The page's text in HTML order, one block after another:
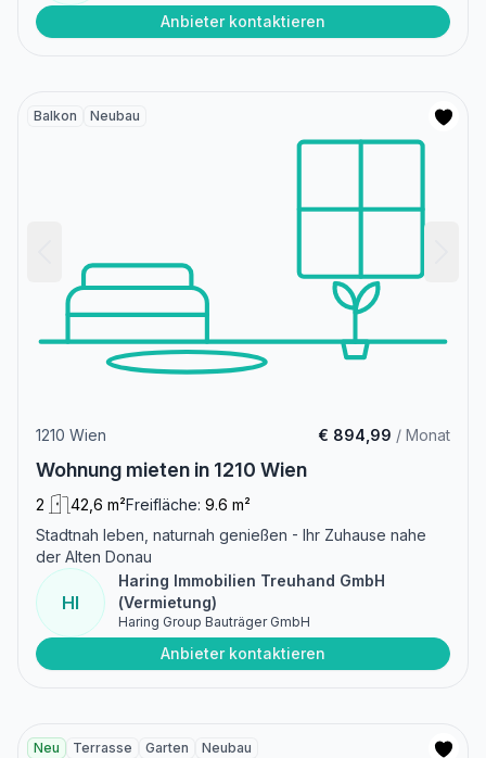
Anbieter kontaktieren
Balkon Neubau
1210 Wien € 894,99 / Monat
Wohnung mieten in 1210 Wien
2 42,6 m²Freifläche: 9.6 m²
Stadtnah leben, naturnah genießen - Ihr Zuhause nahe
der Alten Donau
HI
Haring Immobilien Treuhand GmbH
(Vermietung)
Haring Group Bauträger GmbH
Anbieter kontaktieren
Neu Terrasse Garten Neubau